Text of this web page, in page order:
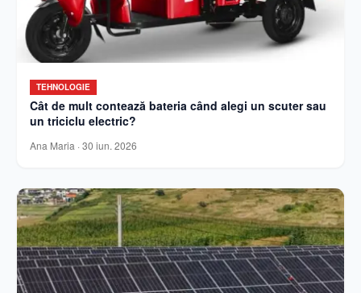
TEHNOLOGIE
Cât de mult contează bateria când alegi un scuter sau
un triciclu electric?
Ana Maria · 30 iun. 2026